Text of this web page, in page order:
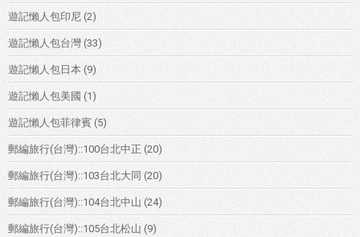
遊記懶人包印尼 (2)
遊記懶人包台灣 (33)
遊記懶人包日本 (9)
遊記懶人包美國 (1)
遊記懶人包菲律賓 (5)
郵編旅行(台灣)::100台北中正 (20)
郵編旅行(台灣)::103台北大同 (20)
郵編旅行(台灣)::104台北中山 (24)
郵編旅行(台灣)::105台北松山 (9)